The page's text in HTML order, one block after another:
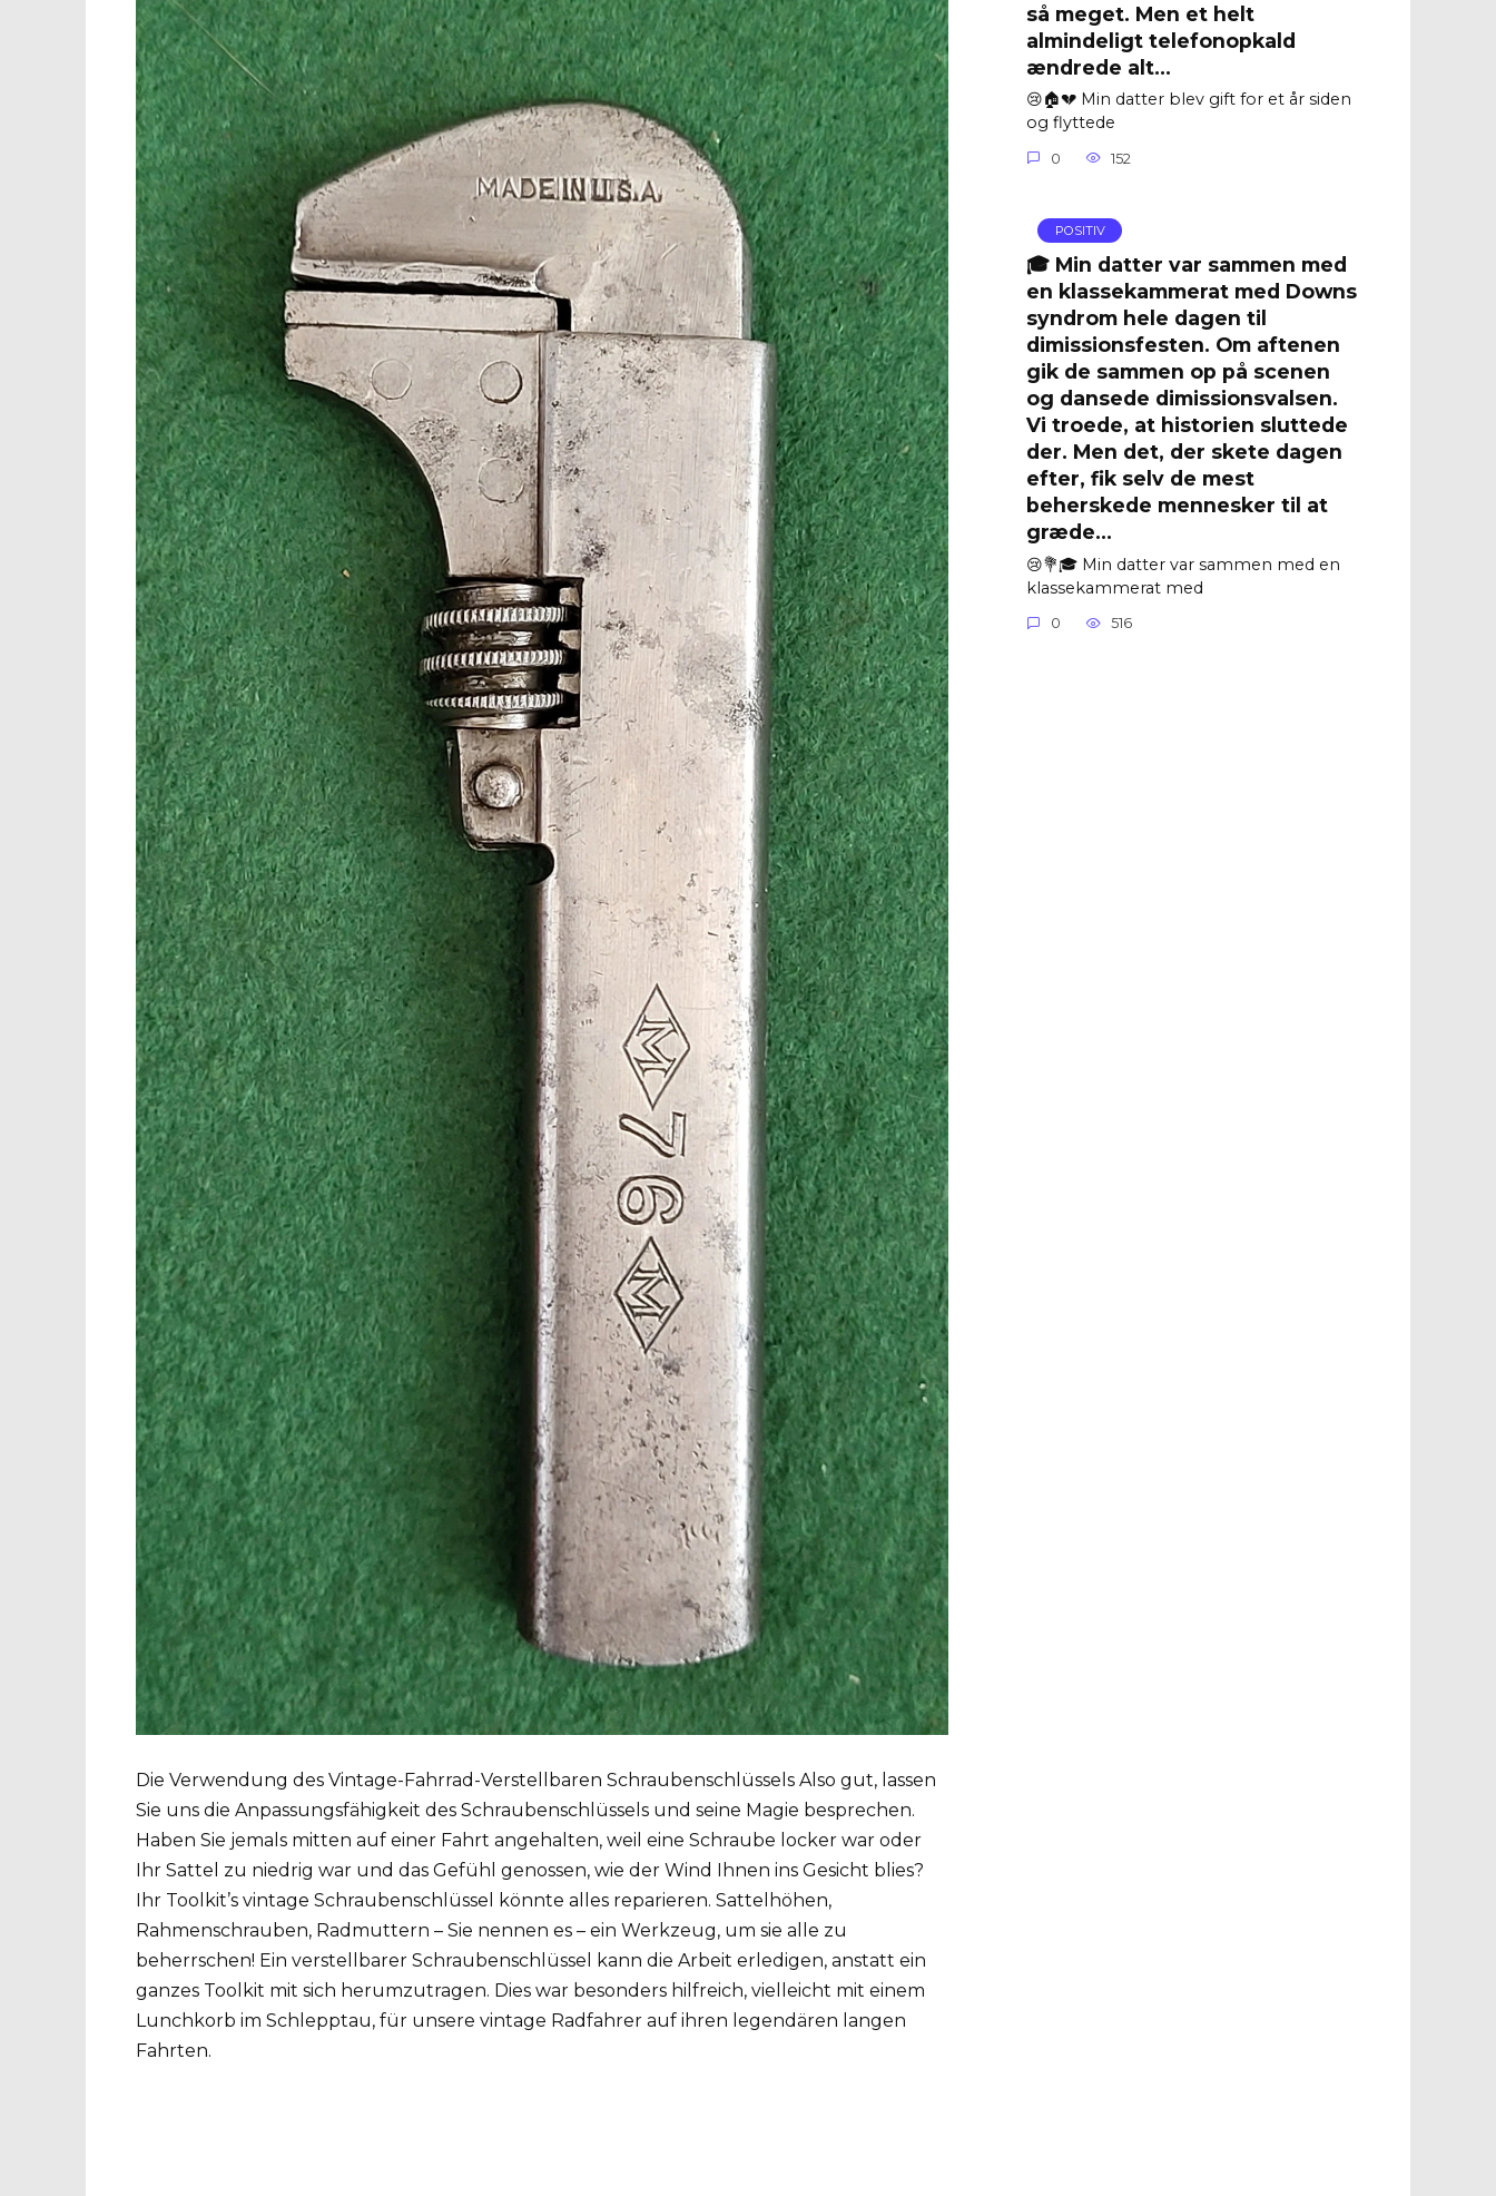
Die Verwendung des Vintage-Fahrrad-Verstellbaren Schraubenschlüssels Also gut, lassen
Sie uns die Anpassungsfähigkeit des Schraubenschlüssels und seine Magie besprechen.
Haben Sie jemals mitten auf einer Fahrt angehalten, weil eine Schraube locker war oder
Ihr Sattel zu niedrig war und das Gefühl genossen, wie der Wind Ihnen ins Gesicht blies?
Ihr Toolkit’s vintage Schraubenschlüssel könnte alles reparieren. Sattelhöhen,
Rahmenschrauben, Radmuttern – Sie nennen es – ein Werkzeug, um sie alle zu
beherrschen! Ein verstellbarer Schraubenschlüssel kann die Arbeit erledigen, anstatt ein
ganzes Toolkit mit sich herumzutragen. Dies war besonders hilfreich, vielleicht mit einem
Lunchkorb im Schlepptau, für unsere vintage Radfahrer auf ihren legendären langen
Fahrten.
så meget. Men et helt
almindeligt telefonopkald
ændrede alt…
😢🏠💔 Min datter blev gift for et år siden
og flyttede
0 152
POSITIV
🎓 Min datter var sammen med
en klassekammerat med Downs
syndrom hele dagen til
dimissionsfesten. Om aftenen
gik de sammen op på scenen
og dansede dimissionsvalsen.
Vi troede, at historien sluttede
der. Men det, der skete dagen
efter, fik selv de mest
beherskede mennesker til at
græde…
😢💐🎓 Min datter var sammen med en
klassekammerat med
0 516